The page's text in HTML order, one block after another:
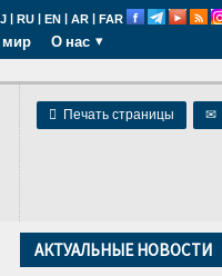
| RU | EN | AR | FAR
мир О нас
 Печать страницы ✉
АКТУАЛЬНЫЕ НОВОСТИ